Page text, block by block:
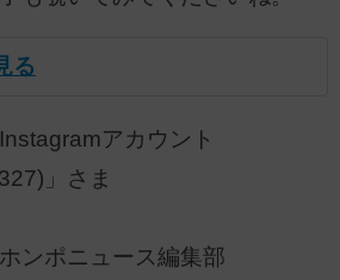
る
アカウント
」さま
ンポニュース編集部